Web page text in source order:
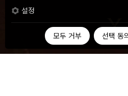
설정
모두 거부 선택 동